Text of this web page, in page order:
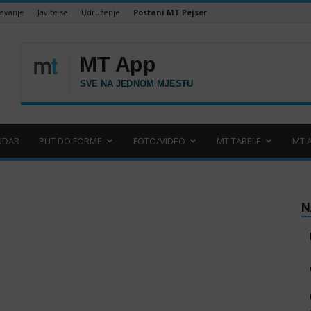
Javite se Udruženje Postani MT Pejser
PUT DO FORME FOTO/VIDEO MT TABELE MT